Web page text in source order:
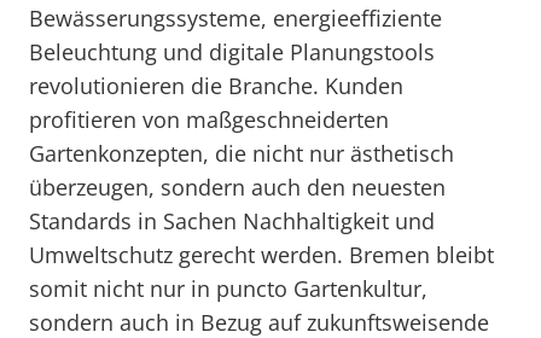
Bewässerungssysteme, energieeffiziente
Beleuchtung und digitale Planungstools
revolutionieren die Branche. Kunden
profitieren von maßgeschneiderten
Gartenkonzepten, die nicht nur ästhetisch
überzeugen, sondern auch den neuesten
Standards in Sachen Nachhaltigkeit und
Umweltschutz gerecht werden. Bremen bleibt
somit nicht nur in puncto Gartenkultur,
sondern auch in Bezug auf zukunftsweisende